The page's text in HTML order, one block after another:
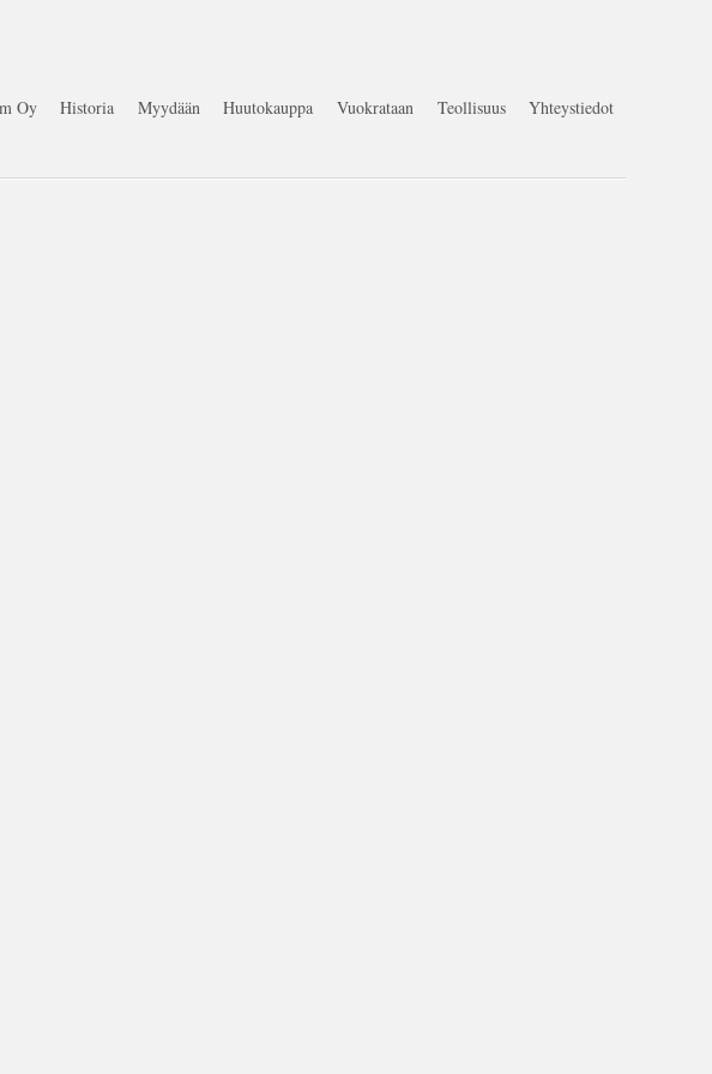
Oy Historia Myydään Huutokauppa Vuokrataan Teollisuus Yhteystiedot